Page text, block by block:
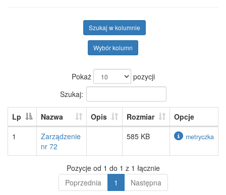
Szukaj w kolumnie
Wybór kolumn
Pokaż
pozycji
Szukaj:
Lp Nazwa Opis Rozmiar
Opcje
1
Zarządzenie
nr 72
585 KB metryczka
Pozycje od 1 do 1 z 1 łącznie
Poprzednia
1 Następna